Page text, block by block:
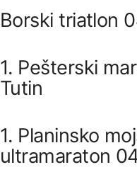
Borski triatlon
1. Pešterski
Tutin
1. Planinsko
ultramaraton